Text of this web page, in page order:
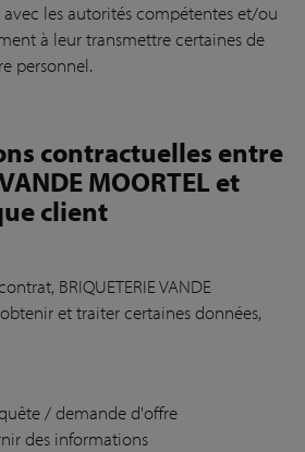
avec les autorités compétentes et/ou
à leur transmettre certaines de
personnel.
contractuelles entre
MOORTEL et
client
BRIQUETERIE VANDE
et traiter certaines données,
/ demande d'offre
des informations